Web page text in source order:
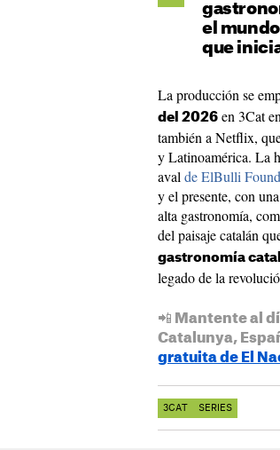
el
que
La producción se
del 2026 en 3Cat
también a Netflix,
y Latinoamérica. La
aval de ElBulli
y el presente, con
alta gastronomía,
del paisaje catalán
gastronomía
legado de la
📲 Mantente al
Catalunya,
gratuita de El
3CAT SERIES